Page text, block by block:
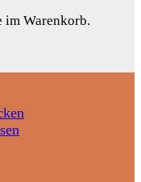
im Warenkorb.